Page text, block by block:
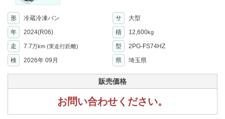
形 冷蔵冷凍バン サ
大型
年
2024(R06) 積 12,600kg
走 7.7万km (実走行距離) 型
2PG-FS74HZ
検
2026年 09月 県 埼玉県
販売価格
お問い合わせください。